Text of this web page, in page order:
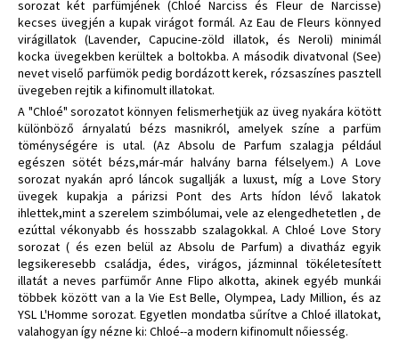
sorozat két parfümjének (Chloé Narciss és Fleur de Narcisse)
kecses üvegjén a kupak virágot formál. Az Eau de Fleurs könnyed
virágillatok (Lavender, Capucine-zöld illatok, és Neroli) minimál
kocka üvegekben kerültek a boltokba. A második divatvonal (See)
nevet viselő parfümök pedig bordázott kerek, rózsaszínes pasztell
üvegeben rejtik a kifinomult illatokat.
A "Chloé" sorozatot könnyen felismerhetjük az üveg nyakára kötött
különböző árnyalatú bézs masnikról, amelyek színe a parfüm
töménységére is utal. (Az Absolu de Parfum szalagja például
egészen sötét bézs,már-már halvány barna félselyem.) A Love
sorozat nyakán apró láncok sugallják a luxust, míg a Love Story
üvegek kupakja a párizsi Pont des Arts hídon lévő lakatok
ihlettek,mint a szerelem szimbólumai, vele az elengedhetetlen , de
ezúttal vékonyabb és hosszabb szalagokkal. A Chloé Love Story
sorozat ( és ezen belül az Absolu de Parfum) a divatház egyik
legsikeresebb családja, édes, virágos, jázminnal tökéletesített
illatát a neves parfümőr Anne Flipo alkotta, akinek egyéb munkái
többek között van a la Vie Est Belle, Olympea, Lady Million, és az
YSL L'Homme sorozat. Egyetlen mondatba sűrítve a Chloé illatokat,
valahogyan így nézne ki: Chloé--a modern kifinomult nőiesség.